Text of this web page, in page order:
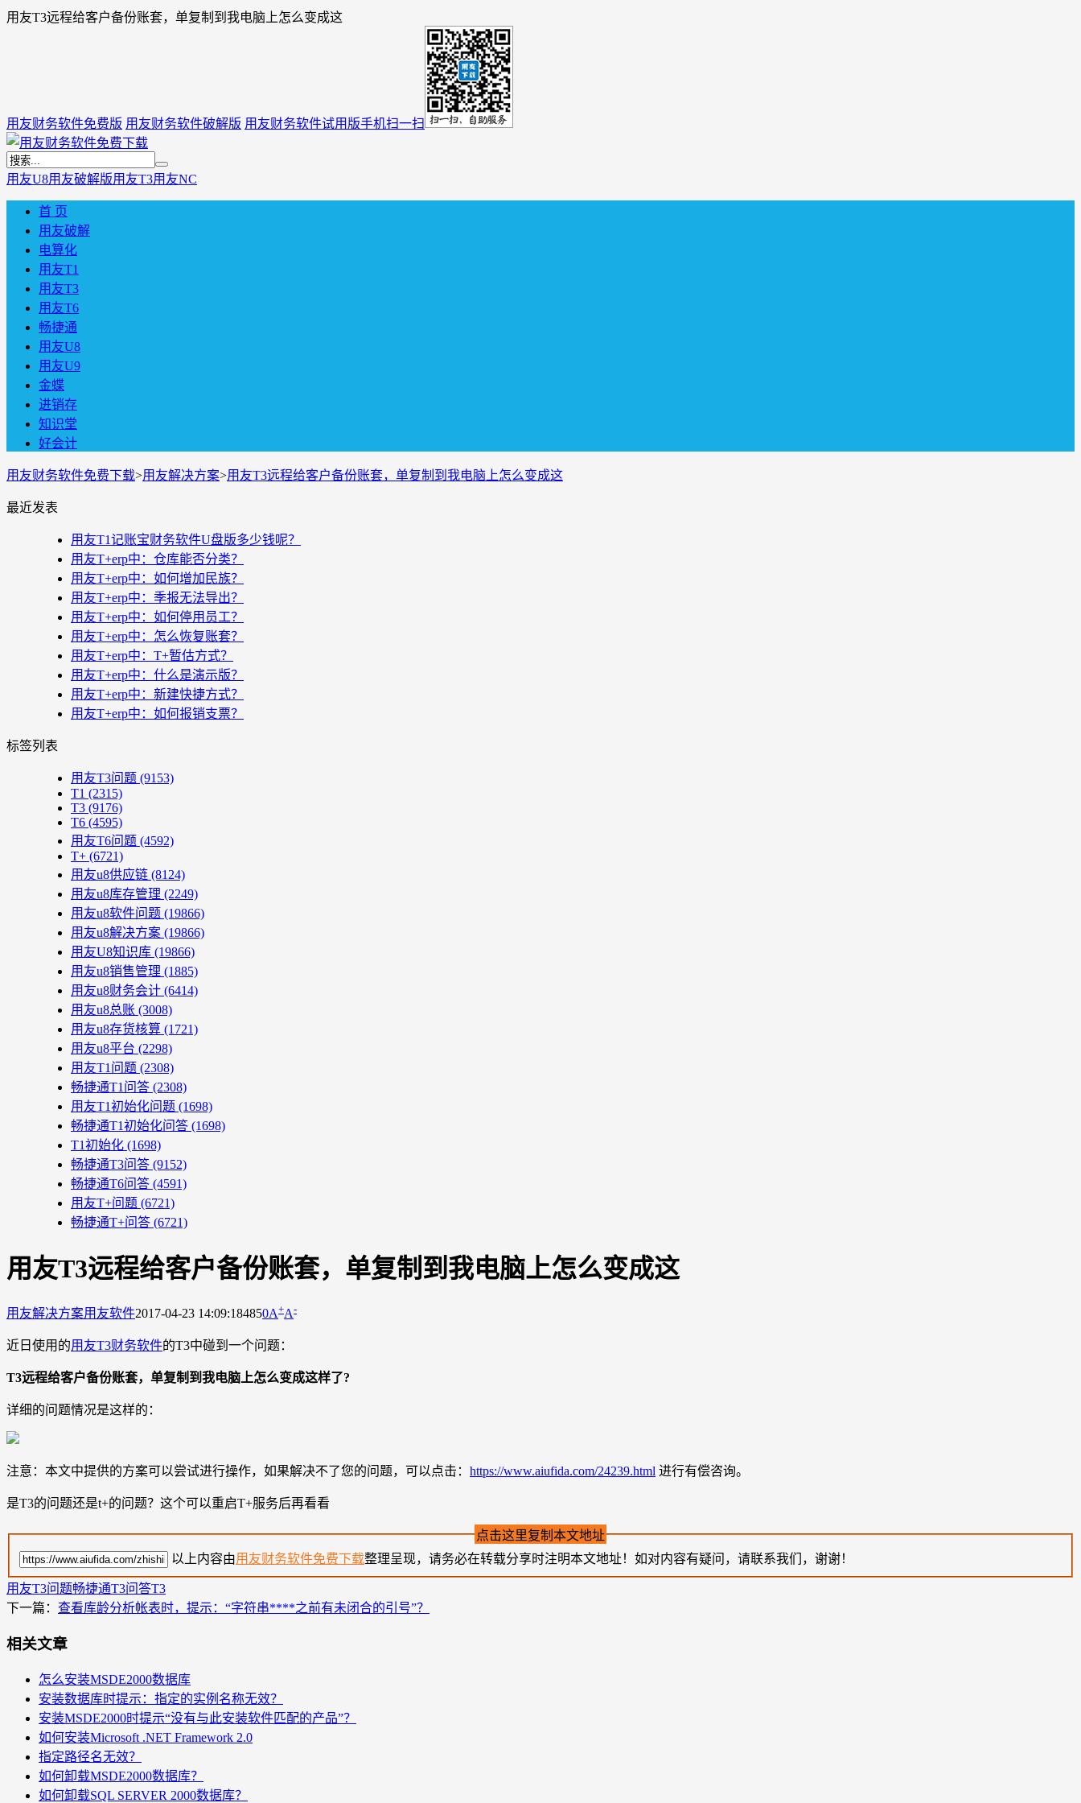
用友T3远程给客户备份账套，单复制到我电脑上怎么变成这
用友财务软件免费版 用友财务软件破解版 用友财务软件试用版手机扫一扫
用友U8用友破解版用友T3用友NC
首 页
用友破解
电算化
用友T1
用友T3
用友T6
畅捷通
用友U8
用友U9
金蝶
进销存
知识堂
好会计
用友财务软件免费下载>用友解决方案>用友T3远程给客户备份账套，单复制到我电脑上怎么变成这
最近发表
用友T1记账宝财务软件U盘版多少钱呢？
用友T+erp中：仓库能否分类？
用友T+erp中：如何增加民族？
用友T+erp中：季报无法导出？
用友T+erp中：如何停用员工？
用友T+erp中：怎么恢复账套？
用友T+erp中：T+暂估方式？
用友T+erp中：什么是演示版？
用友T+erp中：新建快捷方式？
用友T+erp中：如何报销支票？
标签列表
用友T3问题 (9153)
T1 (2315)
T3 (9176)
T6 (4595)
用友T6问题 (4592)
T+ (6721)
用友u8供应链 (8124)
用友u8库存管理 (2249)
用友u8软件问题 (19866)
用友u8解决方案 (19866)
用友U8知识库 (19866)
用友u8销售管理 (1885)
用友u8财务会计 (6414)
用友u8总账 (3008)
用友u8存货核算 (1721)
用友u8平台 (2298)
用友T1问题 (2308)
畅捷通T1问答 (2308)
用友T1初始化问题 (1698)
畅捷通T1初始化问答 (1698)
T1初始化 (1698)
畅捷通T3问答 (9152)
畅捷通T6问答 (4591)
用友T+问题 (6721)
畅捷通T+问答 (6721)
用友T3远程给客户备份账套，单复制到我电脑上怎么变成这
用友解决方案用友软件2017-04-23 14:09:184850A+A-
近日使用的用友T3财务软件的T3中碰到一个问题：
T3远程给客户备份账套，单复制到我电脑上怎么变成这样了?
详细的问题情况是这样的：
注意：本文中提供的方案可以尝试进行操作，如果解决不了您的问题，可以点击： https://www.aiufida.com/24239.html 进行有偿咨询。
是T3的问题还是t+的问题？这个可以重启T+服务后再看看
点击这里复制本文地址
以上内容由用友财务软件免费下载整理呈现，请务必在转载分享时注明本文地址！如对内容有疑问，请联系我们，谢谢！
用友T3问题畅捷通T3问答T3
下一篇： 查看库龄分析帐表时，提示：“字符串****之前有未闭合的引号”？
相关文章
怎么安装MSDE2000数据库
安装数据库时提示：指定的实例名称无效？
安装MSDE2000时提示“没有与此安装软件匹配的产品”？
如何安装Microsoft .NET Framework 2.0
指定路径名无效？
如何卸载MSDE2000数据库？
如何卸载SQL SERVER 2000数据库？